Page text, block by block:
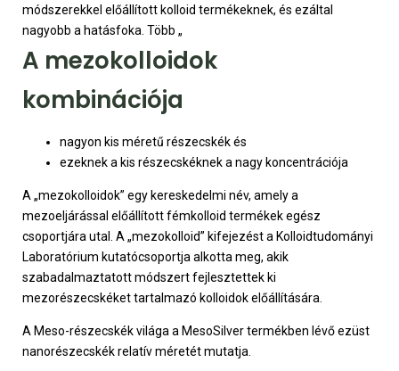
módszerekkel előállított kolloid termékeknek, és ezáltal
nagyobb a hatásfoka. Több „
A mezokolloidok
kombinációja
nagyon kis méretű részecskék és
ezeknek a kis részecskéknek a nagy koncentrációja
A „mezokolloidok” egy kereskedelmi név, amely a
mezoeljárással előállított fémkolloid termékek egész
csoportjára utal. A „mezokolloid” kifejezést a Kolloidtudományi
Laboratórium kutatócsoportja alkotta meg, akik
szabadalmaztatott módszert fejlesztettek ki
mezorészecskéket tartalmazó kolloidok előállítására.
A Meso-részecskék világa a MesoSilver termékben lévő ezüst
nanorészecskék relatív méretét mutatja.